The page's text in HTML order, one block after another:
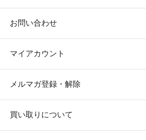
お問い合わせ
マイアカウント
メルマガ登録・解除
買い取りについて